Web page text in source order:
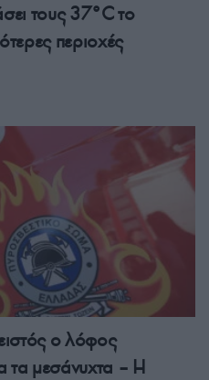
τους 37°C το
περιοχές
ο λόφος
τα μεσάνυχτα – Η